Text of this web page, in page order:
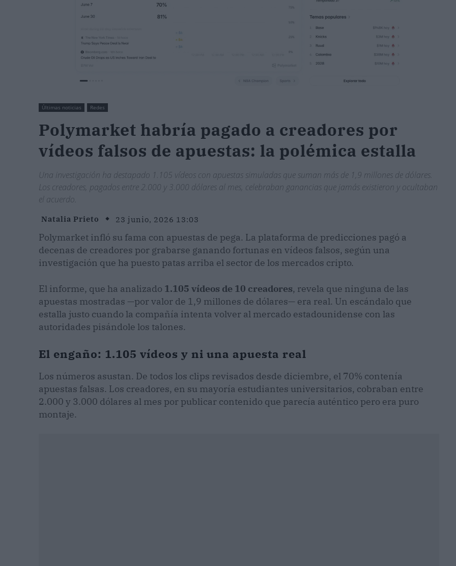
Últimas noticias Redes
Polymarket habría pagado a creadores por
vídeos falsos de apuestas: la polémica estalla
Una investigación ha destapado 1.105 vídeos con apuestas simuladas que suman más de 1,9 millones de dólares.
Los creadores, pagados entre 2.000 y 3.000 dólares al mes, celebraban ganancias que jamás existieron y ocultaban
el acuerdo.
Natalia Prieto 23 junio, 2026 13:03
Polymarket infló su fama con apuestas de pega. La plataforma de predicciones pagó a
decenas de creadores por grabarse ganando fortunas en vídeos falsos, según una
investigación que ha puesto patas arriba el sector de los mercados cripto.
El informe, que ha analizado 1.105 vídeos de 10 creadores, revela que ninguna de las
apuestas mostradas —por valor de 1,9 millones de dólares— era real. Un escándalo que
estalla justo cuando la compañía intenta volver al mercado estadounidense con las
autoridades pisándole los talones.
El engaño: 1.105 vídeos y ni una apuesta real
Los números asustan. De todos los clips revisados desde diciembre, el 70% contenía
apuestas falsas. Los creadores, en su mayoría estudiantes universitarios, cobraban entre
2.000 y 3.000 dólares al mes por publicar contenido que parecía auténtico pero era puro
montaje.